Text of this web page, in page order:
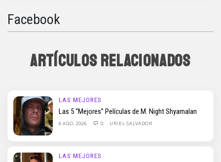
Facebook
ARTÍCULOS RELACIONADOS
LAS MEJORES
Las 5 “Mejores” Películas de M. Night Shyamalan
6 AGO, 2026 0 URIEL SALVADOR
LAS MEJORES